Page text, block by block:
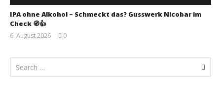
IPA ohne Alkohol – Schmeckt das? Gusswerk Nicobar im
Check 🧭👍
6. August 2026
0